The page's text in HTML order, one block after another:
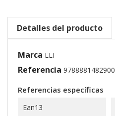
Detalles del producto
Marca ELI
Referencia 9788881482900
Referencias específicas
Ean13